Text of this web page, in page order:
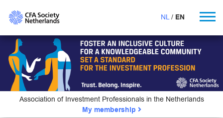
NL EN
Association of Investment Professionals in the Netherlands
My membership